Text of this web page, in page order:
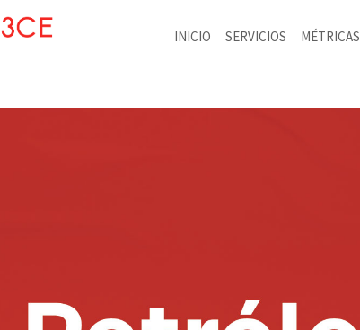
INICIO SERVICIOS MÉTRICAS